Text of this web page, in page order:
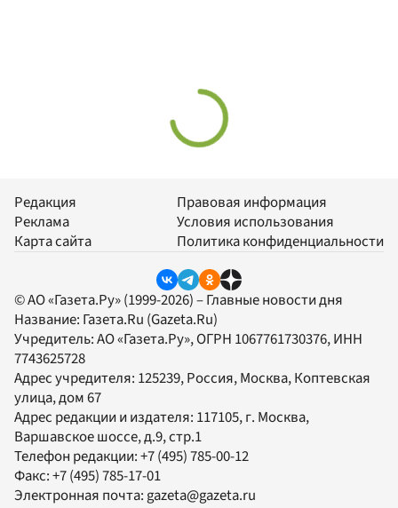
Редакция
Реклама
Карта сайта
Правовая информация
Условия использования
Политика конфиденциальности
© АО «Газета.Ру» (1999-2026) – Главные новости дня
Название: Газета.Ru (Gazeta.Ru)
Учредитель:АО «Газета.Ру», ОГРН 1067761730376, ИНН
7743625728
Адрес учредителя: 125239, Россия, Москва, Коптевская
улица, дом 67
Адрес редакции и издателя: 117105, г. Москва,
Варшавское шоссе, д.9, стр.1
Телефон редакции:+7 (495) 785-00-12
Факс:+7 (495) 785-17-01
Электронная почта:gazeta@gazeta.ru